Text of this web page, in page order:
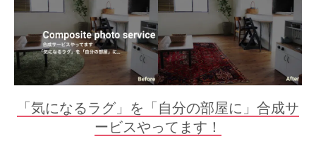
「気になるラグ」を「自分の部屋に」合成サ
ービスやってます！